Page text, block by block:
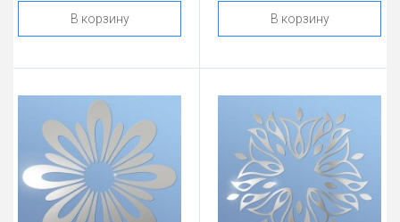
В корзину В корзину